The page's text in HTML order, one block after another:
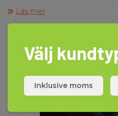
Setet består både av remmar
som gör att det passar på alla
Läs mer
Välj
Inklusive moms